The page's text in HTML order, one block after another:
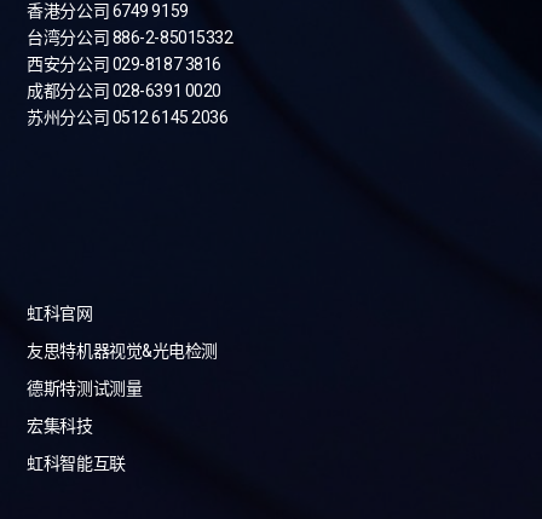
香港分公司 6749 9159
台湾分公司 886-2-85015332
西安分公司 029-8187 3816
成都分公司 028-6391 0020
苏州分公司 0512 6145 2036
虹科官网
友思特机器视觉&光电检测
德斯特测试测量
宏集科技
虹科智能互联